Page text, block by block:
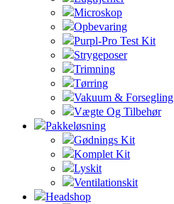
Microskop
Opbevaring
Purpl-Pro Test Kit
Strygeposer
Trimning
Tørring
Vakuum & Forsegling
Vægte Og Tilbehør
Pakkeløsning
Gødnings Kit
Komplet Kit
Lyskit
Ventilationskit
Headshop